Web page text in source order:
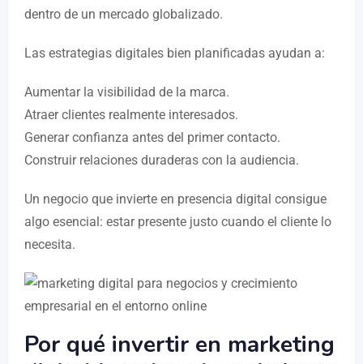
dentro de un mercado globalizado.
Las estrategias digitales bien planificadas ayudan a:
Aumentar la visibilidad de la marca.
Atraer clientes realmente interesados.
Generar confianza antes del primer contacto.
Construir relaciones duraderas con la audiencia.
Un negocio que invierte en presencia digital consigue
algo esencial: estar presente justo cuando el cliente lo
necesita.
Por qué invertir en marketing